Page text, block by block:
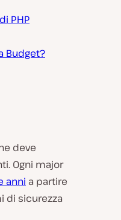
PHP
Budget?
deve
Ogni major
anni a partire
di sicurezza